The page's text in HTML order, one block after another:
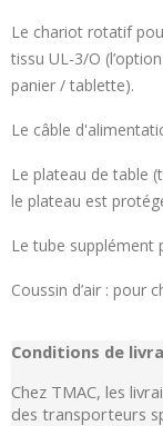
Le chariot rotatif
tissu UL-3/O
panier / tablette).
Le câble
Le plateau de table
le plateau est
Le tube supplément
Coussin d’air : pour
Conditions de
Chez TMAC, les
des transporteurs